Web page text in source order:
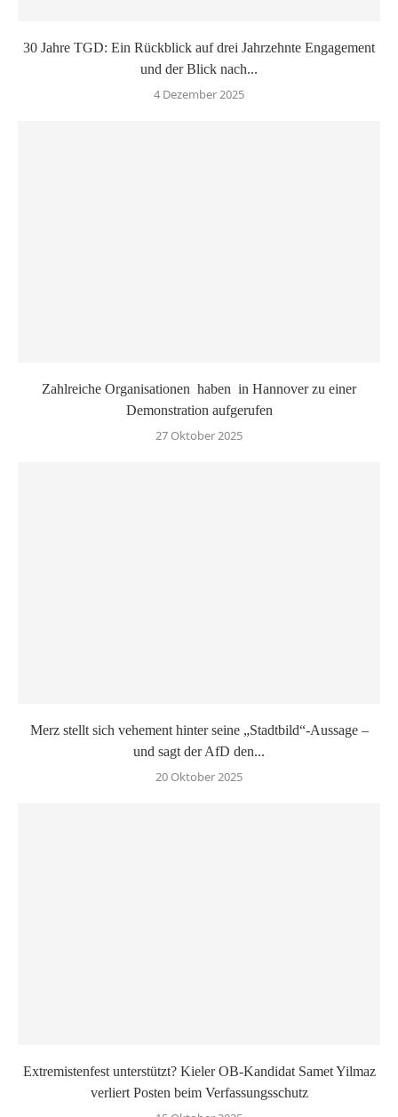
30 Jahre TGD: Ein Rückblick auf drei Jahrzehnte Engagement
und der Blick nach...
4 Dezember 2025
Zahlreiche Organisationen haben in Hannover zu einer
Demonstration aufgerufen
27 Oktober 2025
Merz stellt sich vehement hinter seine „Stadtbild“-Aussage –
und sagt der AfD den...
20 Oktober 2025
Extremistenfest unterstützt? Kieler OB-Kandidat Samet Yilmaz
verliert Posten beim Verfassungsschutz